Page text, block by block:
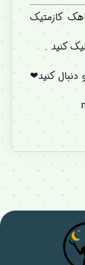
کازمتیک
کنید .
دنبال کنید❤